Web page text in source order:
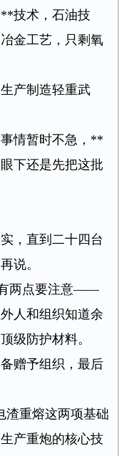
技术，石油技
金工艺，只剩氧
产制造轻重武
情暂时不急，**
下还是先把这批
，直到二十四台
说。
有两点要注意——
人和组织知道余
级防护材料。
赠予组织，最后
渣重熔这两项基础
产重炮的核心技